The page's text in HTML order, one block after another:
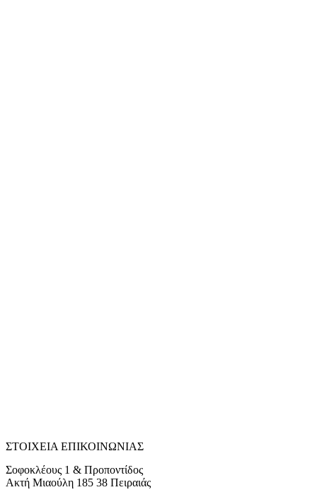
ΣΤΟΙΧΕΙΑ ΕΠΙΚΟΙΝΩΝΙΑΣ
Σοφοκλέους 1 & Προποντίδος
Ακτή Μιαούλη 185 38 Πειραιάς